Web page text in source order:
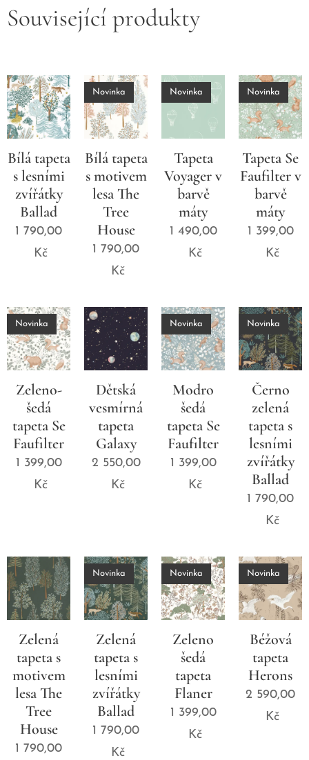
Související produkty
Bílá tapeta
s lesními
zvířátky
Ballad
1 790,00
Kč
Bílá tapeta
s motivem
lesa The
Tree
House
Novinka
1 790,00
Kč
Tapeta
Voyager v
barvě
máty
Novinka
1 490,00
Kč
Tapeta Se
Faufilter v
barvě
máty
Novinka
1 399,00
Kč
Zeleno-
šedá
tapeta Se
Faufilter
Novinka
1 399,00
Kč
Dětská
vesmírná
tapeta
Galaxy
2 550,00
Kč
Modro
šedá
tapeta Se
Faufilter
Novinka
1 399,00
Kč
Černo
zelená
tapeta s
lesními
zvířátky
Ballad
Novinka
1 790,00
Kč
Zelená
tapeta s
motivem
lesa The
Tree
House
1 790,00
Zelená
tapeta s
lesními
zvířátky
Ballad
Novinka
1 790,00
Kč
Zeleno
šedá
tapeta
Flaner
Novinka
1 399,00
Kč
Béžová
tapeta
Herons
Novinka
2 590,00
Kč